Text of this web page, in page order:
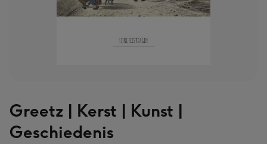
Greetz | Kerst | Kunst |
Geschiedenis